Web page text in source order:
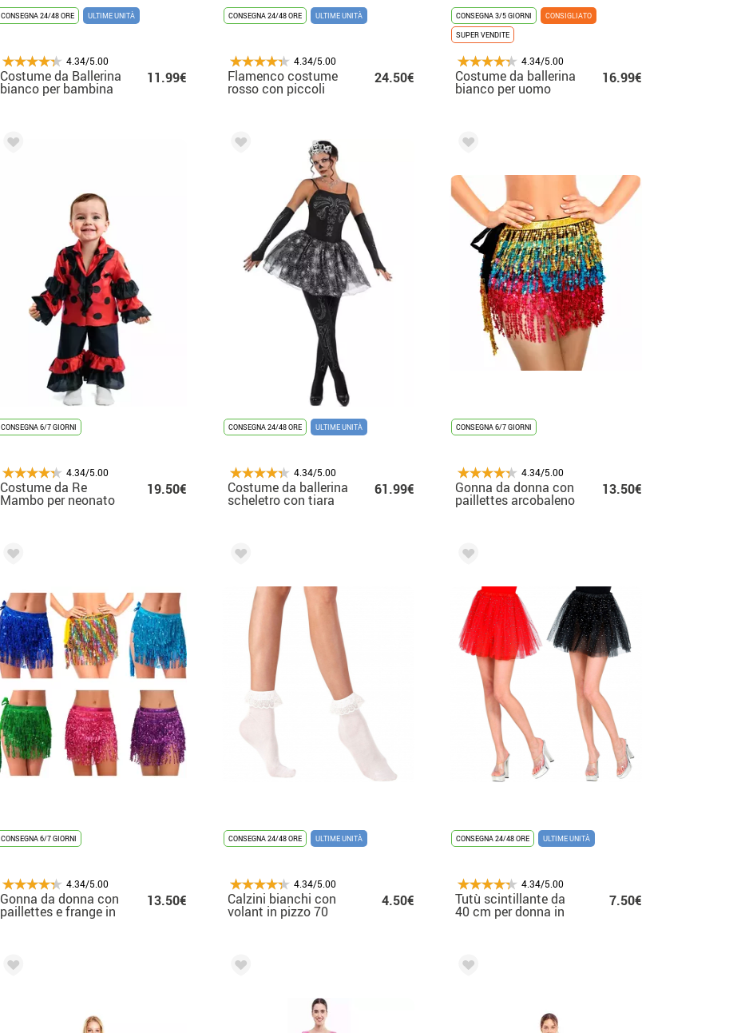
CONSEGNA 24/48 ORE ULTIME UNITÀ
4.34/5.00
Costume da Ballerina
bianco per bambina
11.99€
CONSEGNA 24/48 ORE ULTIME UNITÀ
4.34/5.00
Flamenco costume
rosso con piccoli
punti per le ragazze
24.50€
CONSEGNA 3/5 GIORNI
CONSIGLIATO
SUPER VENDITE
4.34/5.00
Costume da ballerina
bianco per uomo
16.99€
CONSEGNA 6/7 GIORNI
4.34/5.00
Costume da Re
Mambo per neonato
19.50€
CONSEGNA 24/48 ORE ULTIME UNITÀ
4.34/5.00
Costume da ballerina
scheletro con tiara
61.99€
CONSEGNA 6/7 GIORNI
4.34/5.00
Gonna da donna con
paillettes arcobaleno
e frange
13.50€
CONSEGNA 6/7 GIORNI
4.34/5.00
Gonna da donna con
paillettes e frange in
vari colori
13.50€
CONSEGNA 24/48 ORE ULTIME UNITÀ
4.34/5.00
Calzini bianchi con
volant in pizzo 70
4.50€
CONSEGNA 24/48 ORE ULTIME UNITÀ
4.34/5.00
Tutù scintillante da
40 cm per donna in
vari colori
7.50€